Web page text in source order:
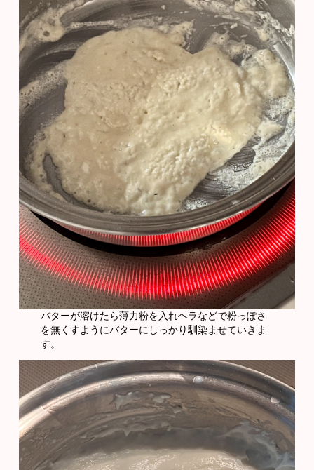
バターが溶けたら薄力粉を入れヘラなどで粉っぽさ
を無くすようにバターにしっかり馴染ませていきま
す。